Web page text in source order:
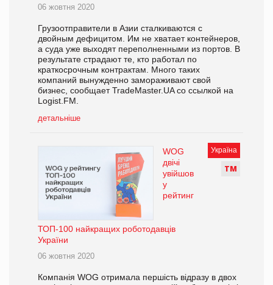
06 жовтня 2020
Грузоотправители в Азии сталкиваются с
двойным дефицитом. Им не хватает контейнеров,
а суда уже выходят переполненными из портов. В
результате страдают те, кто работал по
краткосрочным контрактам. Много таких
компаний вынужденно замораживают свой
бизнес, сообщает TradeMaster.UA со ссылкой на
Logist.FM.
детальніше
Україна
ТМ
WOG
двічі
увійшов
у
рейтинг
ТОП-100 найкращих роботодавців
України
06 жовтня 2020
Компанія WOG отримала першість відразу в двох